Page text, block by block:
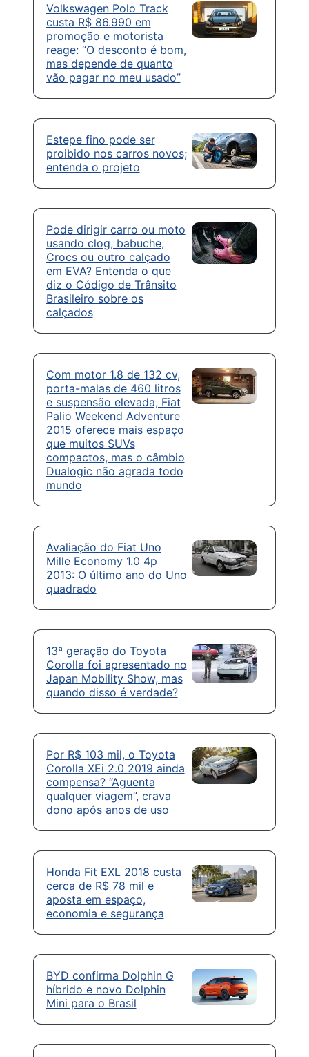
Volkswagen Polo Track
custa R$ 86.990 em
promoção e motorista
reage: “O desconto é bom,
mas depende de quanto
vão pagar no meu usado”
Estepe fino pode ser
proibido nos carros novos;
entenda o projeto
Pode dirigir carro ou moto
usando clog, babuche,
Crocs ou outro calçado
em EVA? Entenda o que
diz o Código de Trânsito
Brasileiro sobre os
calçados
Com motor 1.8 de 132 cv,
porta-malas de 460 litros
e suspensão elevada, Fiat
Palio Weekend Adventure
2015 oferece mais espaço
que muitos SUVs
compactos, mas o câmbio
Dualogic não agrada todo
mundo
Avaliação do Fiat Uno
Mille Economy 1.0 4p
2013: O último ano do Uno
quadrado
13ª geração do Toyota
Corolla foi apresentado no
Japan Mobility Show, mas
quando disso é verdade?
Por R$ 103 mil, o Toyota
Corolla XEi 2.0 2019 ainda
compensa? “Aguenta
qualquer viagem”, crava
dono após anos de uso
Honda Fit EXL 2018 custa
cerca de R$ 78 mil e
aposta em espaço,
economia e segurança
BYD confirma Dolphin G
híbrido e novo Dolphin
Mini para o Brasil